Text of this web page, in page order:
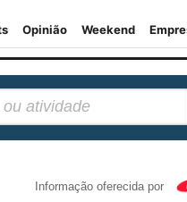
Informação oferecida por